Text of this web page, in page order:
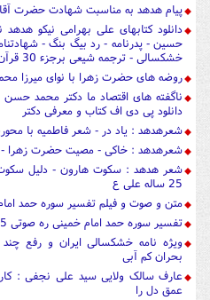
پیام هدهد به مناسبت شهادت حضرت آقا
دانلود کتابهای علی بهرامی نیکو
حسین - پدرنامه - رد بیگ بنگ -
خشکسالی - ترجمه شیعی برجزء 30 قرآن
روضه های حضرت زهرا با نوای میرزا
ناگفته های اقتصاد ما دکتر محمد
دانلود پی دی اف کتاب و معرفی دکتر
شعرهدهد : یاد در - شعر فاطمیه با
شعرهدهد : خاکی - مصیت حضرت زهرا
شعر هدهد : سکوت هارون - دلیل
25 ساله علی ع
متن و صوت و فیلم تفسیر سوره حمد امام
تفسیر سوره حمد امام خمینی ره صوتی 5 جلسه
ویژه نامه خشکسالی ایران و رفع
بحران کم آبی
عارف سالک ولایی سید علی نجفی : کار
عمق دل را